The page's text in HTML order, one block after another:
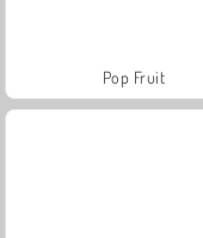
Pop Fruit